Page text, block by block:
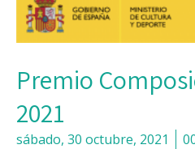
Premio
2021
sábado, 30 octubre, 2021